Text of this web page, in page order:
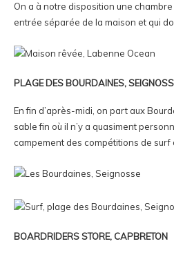
On a à notre disposition une
entrée séparée de la maison et qui
PLAGE DES BOURDAINES,
En fin d’après-midi, on part aux
sable fin où il n’y a quasiment
campement des compétitions de surf
BOARDRIDERS STORE, CAPBRETON